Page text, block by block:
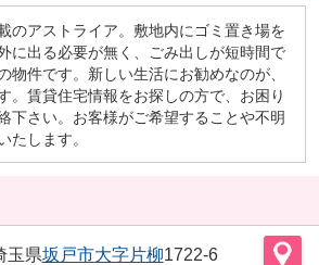
のアストライア。敷地内にゴミ置き場を
に出る必要が無く、ごみ出しが短時間で
物件です。新しい生活にお勧めなのが、
。賃貸住宅情報をお探しの方で、お困り
下さい。お客様がご希望することや不明
たします。
玉県坂戸市大字片柳1722-6